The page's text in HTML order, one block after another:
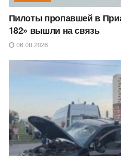
Пилоты пропавшей в
182» вышли на связь
06.08.2026